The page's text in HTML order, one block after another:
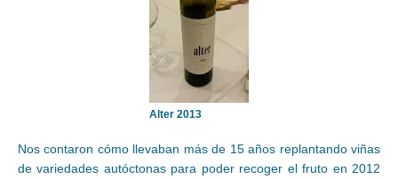
Alter 2013
Nos contaron cómo llevaban más de 15 años replantando viñas
de variedades autóctonas para poder recoger el fruto en 2012